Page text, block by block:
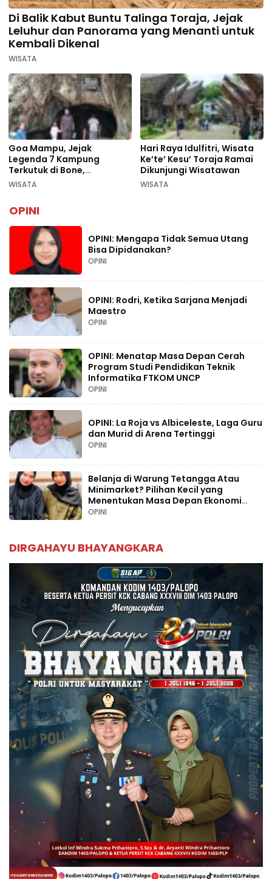
Di Balik Kabut Buntu Talinga Toraja, Jejak
Leluhur dan Panorama yang Menanti untuk
Kembali Dikenal
WISATA
Goa Mampu, Jejak
Legenda 7 Kampung
Terkutuk di Bone,
Rekomendasi Liburan
WISATA
Hari Raya Idulfitri, Wisata
Ke’te’ Kesu’ Toraja Ramai
Dikunjungi Wisatawan
WISATA
OPINI
OPINI: Mengapa Tidak Semua Utang
Bisa Dipidanakan?
OPINI
OPINI: Rodri, Ketika Sarjana Menjadi
Maestro
OPINI
OPINI: Menatap Masa Depan Cerah
Program Studi Pendidikan Teknik
Informatika FTKOM UNCP
OPINI
OPINI: La Roja vs Albiceleste, Laga Guru
dan Murid di Arena Tertinggi
OPINI
Belanja di Warung Tetangga Atau
Minimarket? Pilihan Kecil yang
Menentukan Masa Depan Ekonomi
Palopo
OPINI
DIRGAHAYU BHAYANGKARA